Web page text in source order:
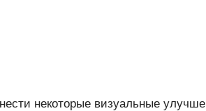
некоторые визуальные